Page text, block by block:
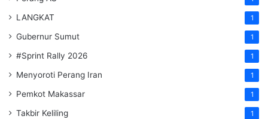
LANGKAT 1
Gubernur Sumut 1
#Sprint Rally 2026 1
Menyoroti Perang Iran 1
Pemkot Makassar 1
Takbir Keliling 1